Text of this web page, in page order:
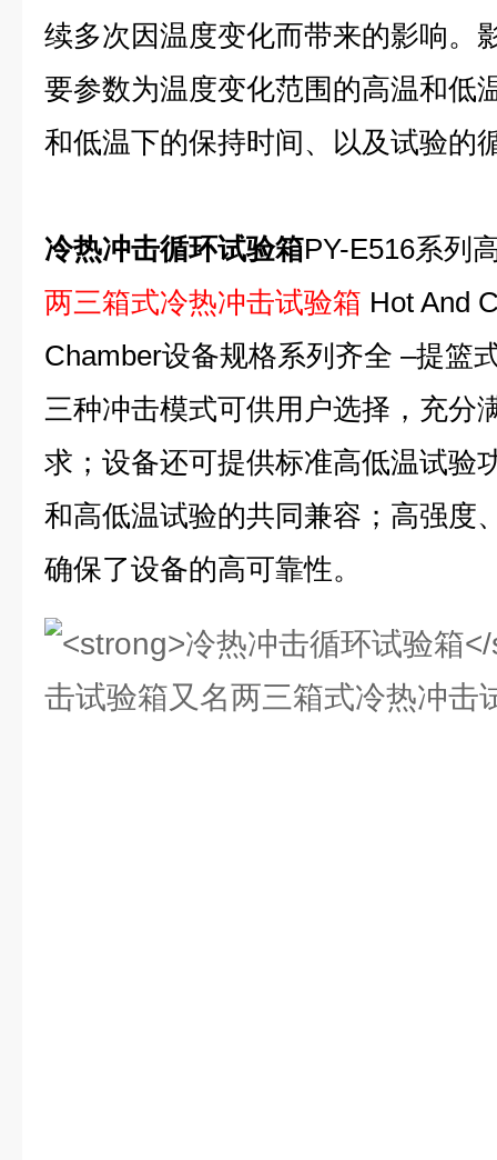
续多次因温度变化而带来的影响。
要参数为温度变化范围的高温和低
和低温下的保持时间、以及试验的
冷热冲击循环试验箱PY-E516系列
两三箱式冷热冲击试验箱 Hot And
Chamber设备规格系列齐全 –提篮
三种冲击模式可供用户选择，充分
求；设备还可提供标准高低温试验
和高低温试验的共同兼容；高强度
确保了设备的高可靠性。